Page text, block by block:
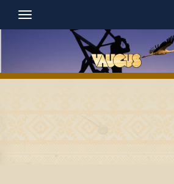
Navigation
ein-/ausblenden